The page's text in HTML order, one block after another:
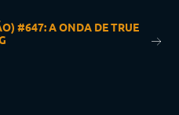
#647: A ONDA DE TRUE